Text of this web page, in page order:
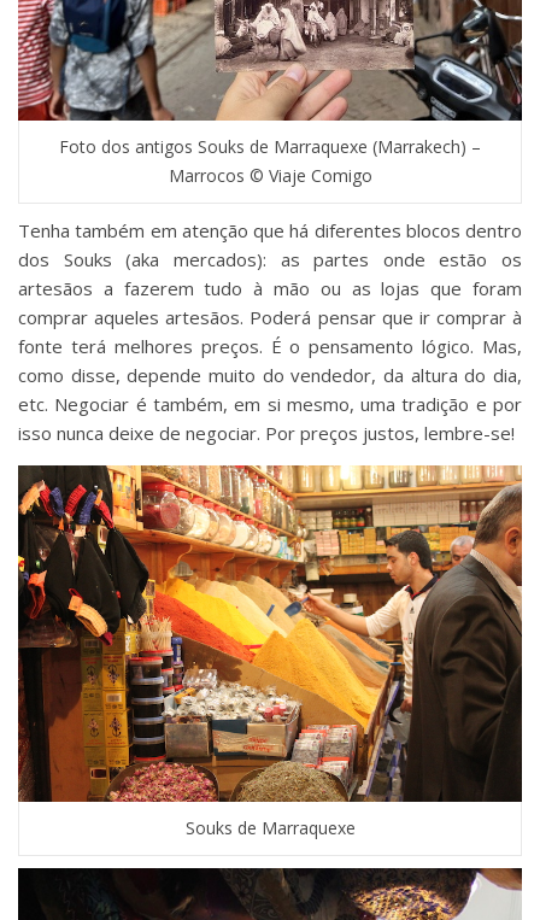
Foto dos antigos Souks de Marraquexe (Marrakech) –
Marrocos © Viaje Comigo
Tenha também em atenção que há diferentes blocos dentro
dos Souks (aka mercados): as partes onde estão os
artesãos a fazerem tudo à mão ou as lojas que foram
comprar aqueles artesãos. Poderá pensar que ir comprar à
fonte terá melhores preços. É o pensamento lógico. Mas,
como disse, depende muito do vendedor, da altura do dia,
etc. Negociar é também, em si mesmo, uma tradição e por
isso nunca deixe de negociar. Por preços justos, lembre-se!
Souks de Marraquexe